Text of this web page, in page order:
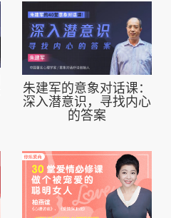
朱建军的意象对话课：
深入潜意识，寻找内心
的答案